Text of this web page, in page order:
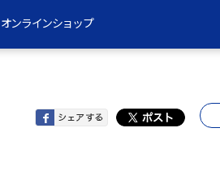
オンラインショップ